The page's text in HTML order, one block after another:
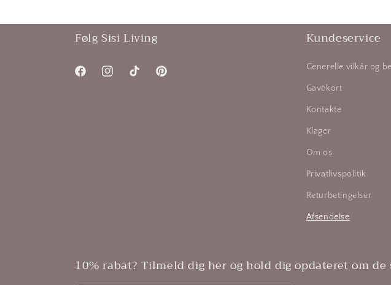
Følg Sisi Living
FacebookInstagramTikTok Pinterest
Kundeservice
Generelle vilkår og
Gavekort
Kontakte
Klager
Om os
Privatlivspolitik
Returbetingelser
Afsendelse
10% rabat? Tilmeld dig her og hold dig opdateret om